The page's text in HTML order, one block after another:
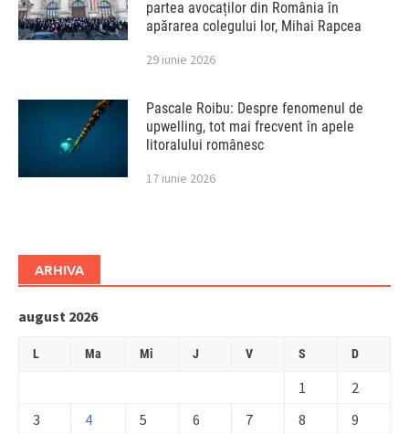
partea avocaților din România în
apărarea colegului lor, Mihai Rapcea
29 iunie 2026
Pascale Roibu: Despre fenomenul de
upwelling, tot mai frecvent în apele
litoralului românesc
17 iunie 2026
ARHIVA
august 2026
L Ma Mi J V S D
1
2
3
4 5 6 7 8
9